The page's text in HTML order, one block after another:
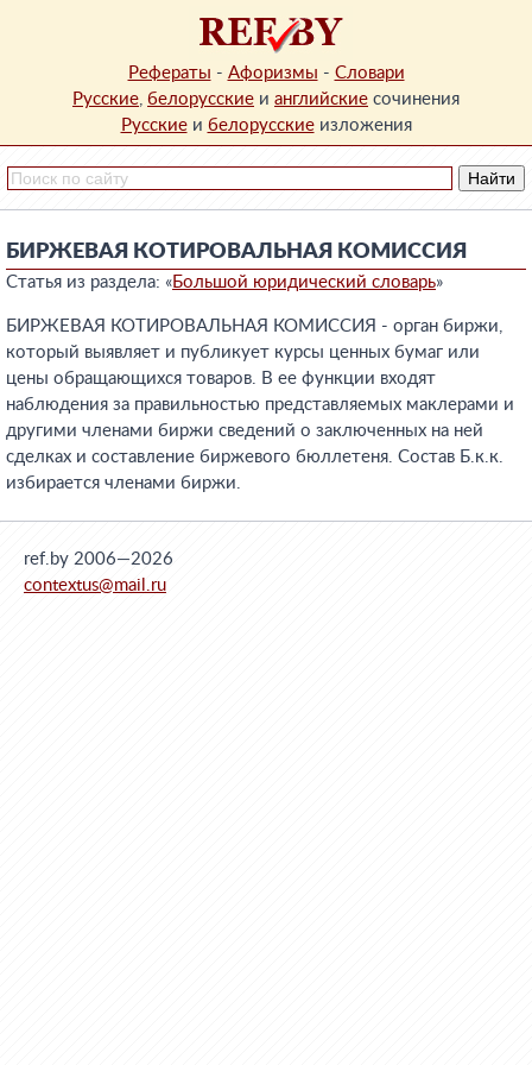
Рефераты - Афоризмы - Словари
Русские, белорусские и английские сочинения
Русскиеи белорусскиеизложения
БИРЖЕВАЯ КОТИРОВАЛЬНАЯ КОМИССИЯ
Статья из раздела: «Большой юридический словарь»
БИРЖЕВАЯ КОТИРОВАЛЬНАЯ КОМИССИЯ - орган биржи,
который выявляет и публикует курсы ценных бумаг или
цены обращающихся товаров. В ее функции входят
наблюдения за правильностью представляемых маклерами и
другими членами биржи сведений о заключенных на ней
сделках и составление биржевого бюллетеня. Состав Б.к.к.
избирается членами биржи.
ref.by 2006—2026
contextus@mail.ru